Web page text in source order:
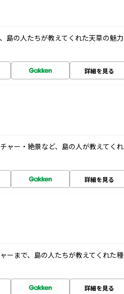
島の人たちが教えてくれた天草の魅力
詳細を見る
ャー・絶景など、島の人が教えてくれ
詳細を見る
ーまで、島の人たちが教えてくれた種
詳細を見る